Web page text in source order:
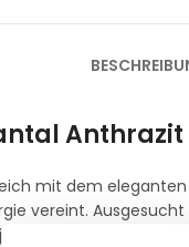
mit dem
vereint.
Außenfläche.